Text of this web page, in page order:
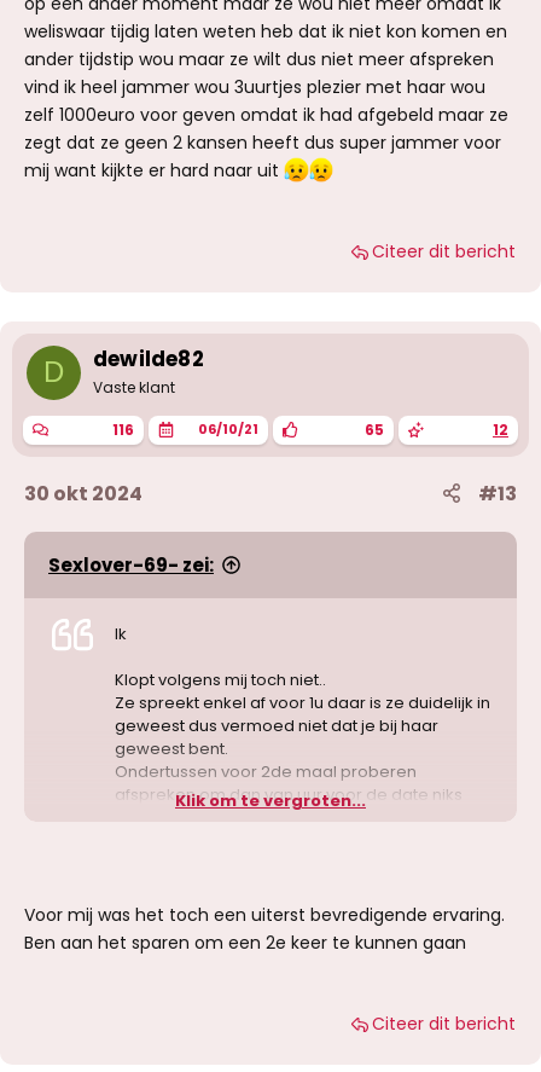
weliswaar tijdig laten weten heb dat ik niet kon komen en
ander tijdstip wou maar ze wilt dus niet meer afspreken
vind ik heel jammer wou 3uurtjes plezier met haar wou
zelf 1000euro voor geven omdat ik had afgebeld maar ze
zegt dat ze geen 2 kansen heeft dus super jammer voor
mij want kijkte er hard naar uit
Citeer dit bericht
D dewilde82
Vaste klant
116 06/10/21 65 12
30 okt 2024 #13
Sexlover-69- zei:
Ik
Klopt volgens mij toch niet..
Ze spreekt enkel af voor 1u daar is ze duidelijk in
geweest dus vermoed niet dat je bij haar
geweest bent.
Ondertussen voor 2de maal proberen
afspreken om dan van uur voor de date niks
meer te horen. Zegt genoeg dan voor mij dat
Klik om te vergroten...
Voor mij was het toch een uiterst bevredigende ervaring.
Ben aan het sparen om een 2e keer te kunnen gaan
Citeer dit bericht